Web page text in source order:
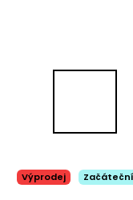
Výprodej